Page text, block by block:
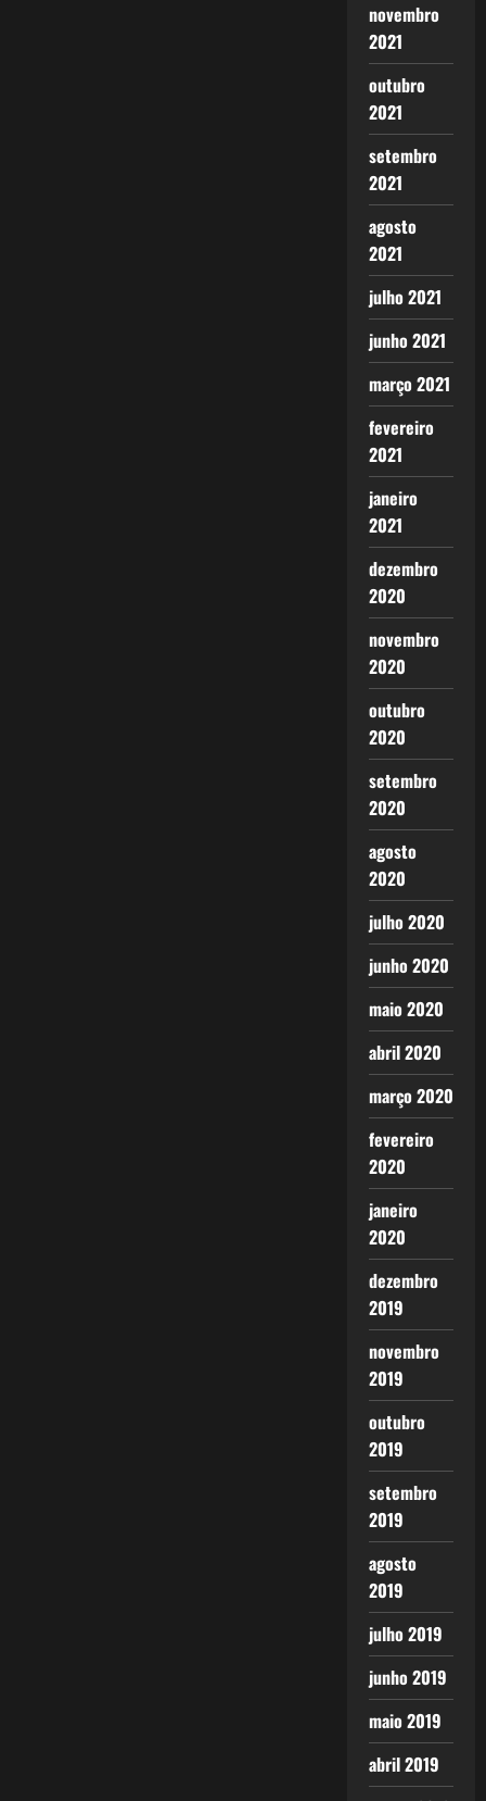
novembro
2021
outubro
2021
setembro
2021
agosto
2021
julho 2021
junho 2021
março 2021
fevereiro
2021
janeiro
2021
dezembro
2020
novembro
2020
outubro
2020
setembro
2020
agosto
2020
julho 2020
junho 2020
maio 2020
abril 2020
março 2020
fevereiro
2020
janeiro
2020
dezembro
2019
novembro
2019
outubro
2019
setembro
2019
agosto
2019
julho 2019
junho 2019
maio 2019
abril 2019